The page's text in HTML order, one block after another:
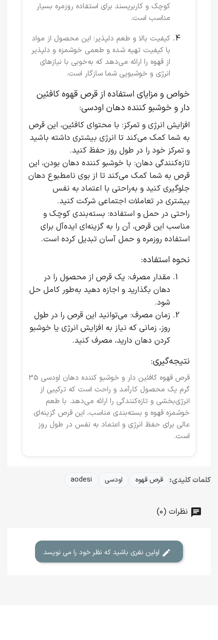
کوچک و کاربرپسند برای استفاده روزمره بسیار
مناسب است.
کیفیت بالا و طعم دلپذیر: این محصول از مواد
با کیفیت تهیه شده و طعمی خوشمزه و دلپذیر
از قهوه را ارائه می‌دهد که به‌خوبی با نیازهای
انرژی و خوشبویی شما سازگار است.
خواص و مزایای استفاده از قرص قهوه کافئین
دار و خوشبو کننده دهان اودسی:
افزایش انرژی و تمرکز: با محتوای کافئین، این قرص
به شما کمک می‌کند تا انرژی بیشتری داشته باشید
و تمرکز خود را در طول روز حفظ کنید.
تازه‌کنندگی دهان: با خوشبو کننده دهان بودن، این
قرص به شما کمک می‌کند تا از بوی نامطبوع دهان
جلوگیری کنید و به‌راحتی با اعتماد به نفس
بیشتری در تعاملات اجتماعی شرکت کنید.
راحتی در حمل و استفاده: بسته‌بندی کوچک و
مناسب این قرص، آن را به گزینه‌ای ایده‌آل برای
استفاده روزمره و حمل آسان تبدیل کرده است.
نحوه استفاده:
مقدار مصرف: یک قرص از محصول را در
دهان بگذارید و اجازه دهید به‌طور کامل حل
شود.
زمان مصرف: می‌توانید این قرص را در طول
روز، زمانی که نیاز به افزایش انرژی یا خوشبو
کردن دهان دارید، مصرف کنید.
نتیجه‌گیری:
قرص قهوه کافئین دار و خوشبو کننده دهان اودسی 35
گرم یک محصول کارآمد و راحت است که ترکیبی از
انرژی‌بخشی و تازه‌کنندگی را ارائه می‌دهد. با طعم
خوشمزه قهوه و بسته‌بندی مناسب، این قرص گزینه‌ای
عالی برای حفظ انرژی و اعتماد به نفس در طول روز
است.
کلمات کلیدی: قرص قهوه اودسی aodesi
نظرات (0)